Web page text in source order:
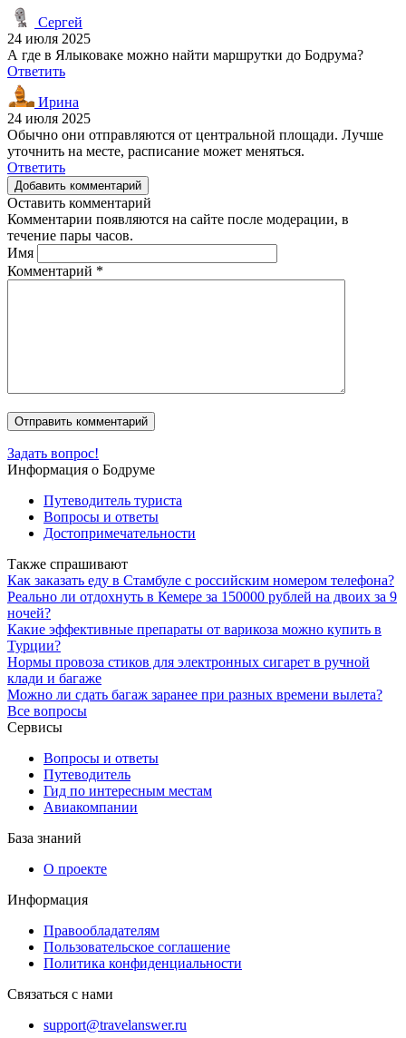
Сергей
24 июля 2025
А где в Ялыковаке можно найти маршрутки до Бодрума?
Ответить
Ирина
24 июля 2025
Обычно они отправляются от центральной площади. Лучше
уточнить на месте, расписание может меняться.
Ответить
Добавить комментарий
Оставить комментарий
Комментарии появляются на сайте после модерации, в
течение пары часов.
Имя
Комментарий *
Задать вопрос!
Информация о Бодруме
Путеводитель туриста
Вопросы и ответы
Достопримечательности
Также спрашивают
Как заказать еду в Стамбуле с российским номером телефона?
Реально ли отдохнуть в Кемере за 150000 рублей на двоих за 9
ночей?
Какие эффективные препараты от варикоза можно купить в
Турции?
Нормы провоза стиков для электронных сигарет в ручной
клади и багаже
Можно ли сдать багаж заранее при разных времени вылета?
Все вопросы
Сервисы
Вопросы и ответы
Путеводитель
Гид по интересным местам
Авиакомпании
База знаний
О проекте
Информация
Правообладателям
Пользовательское соглашение
Политика конфиденциальности
Связаться с нами
support@travelanswer.ru